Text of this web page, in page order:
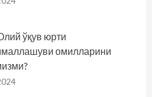
ўқув юрти
омилларини